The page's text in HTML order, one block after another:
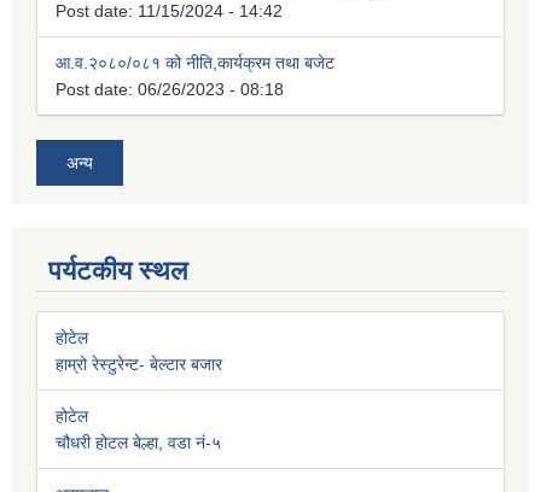
Post date: 11/15/2024 - 14:42
आ.व.२०८०/०८१ को नीति,कार्यक्रम तथा बजेट
Post date: 06/26/2023 - 08:18
अन्य
पर्यटकीय स्थल
होटेल
हाम्रो रेस्टुरेन्ट- बेल्टार बजार
होटेल
चौधरी होटल बेल्हा, वडा नं-५